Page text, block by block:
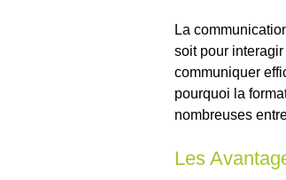
La
soit pour
communiquer
pourquoi la
nombreuses
Les